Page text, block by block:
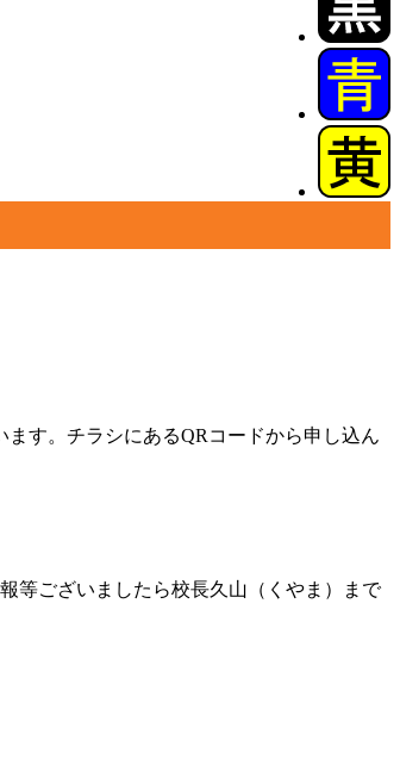
す。チラシにあるQRコードから申し込ん
等ございましたら校長久山（くやま）まで